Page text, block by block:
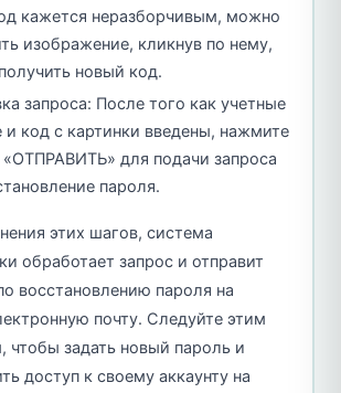
кажется неразборчивым, можно
изображение, кликнув по нему,
новый код.
запроса: После того как учетные
и код с картинки введены, нажмите
«ОТПРАВИТЬ» для подачи запроса
пароля.
этих шагов, система
обработает запрос и отправит
восстановлению пароля на
почту. Следуйте этим
чтобы задать новый пароль и
доступ к своему аккаунту на